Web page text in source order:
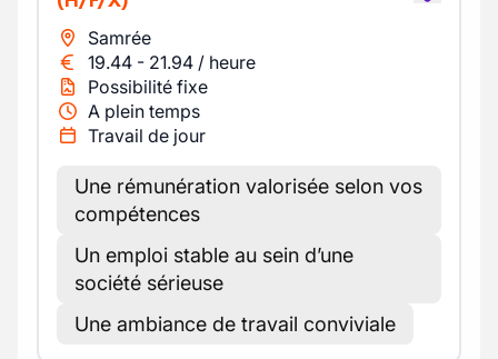
Samrée
19.44 - 21.94 / heure
Possibilité fixe
A plein temps
Travail de jour
Une rémunération valorisée selon vos
compétences
Un emploi stable au sein d’une
société sérieuse
Une ambiance de travail conviviale